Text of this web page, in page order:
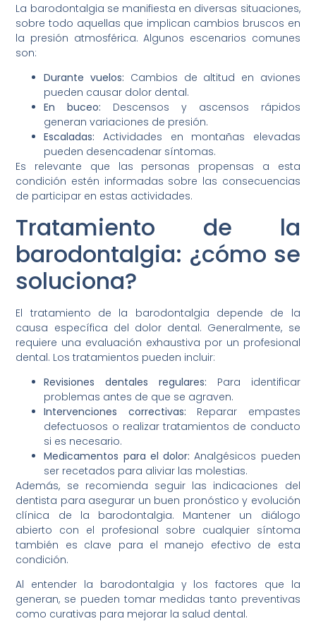
La barodontalgia se manifiesta en diversas situaciones,
sobre todo aquellas que implican cambios bruscos en
la presión atmosférica. Algunos escenarios comunes
son:
Durante vuelos: Cambios de altitud en aviones
pueden causar dolor dental.
En buceo: Descensos y ascensos rápidos
generan variaciones de presión.
Escaladas: Actividades en montañas elevadas
pueden desencadenar síntomas.
Es relevante que las personas propensas a esta
condición estén informadas sobre las consecuencias
de participar en estas actividades.
Tratamiento de la
barodontalgia: ¿cómo se
soluciona?
El tratamiento de la barodontalgia depende de la
causa específica del dolor dental. Generalmente, se
requiere una evaluación exhaustiva por un profesional
dental. Los tratamientos pueden incluir:
Revisiones dentales regulares: Para identificar
problemas antes de que se agraven.
Intervenciones correctivas: Reparar empastes
defectuosos o realizar tratamientos de conducto
si es necesario.
Medicamentos para el dolor: Analgésicos pueden
ser recetados para aliviar las molestias.
Además, se recomienda seguir las indicaciones del
dentista para asegurar un buen pronóstico y evolución
clínica de la barodontalgia. Mantener un diálogo
abierto con el profesional sobre cualquier síntoma
también es clave para el manejo efectivo de esta
condición.
Al entender la barodontalgia y los factores que la
generan, se pueden tomar medidas tanto preventivas
como curativas para mejorar la salud dental.